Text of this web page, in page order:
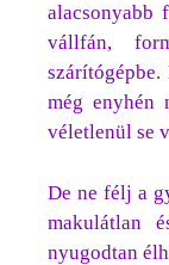
alacsonyabb
vállfán,
még enyhén
véletlenül se
De ne félj a
makulátlan
nyugodtan